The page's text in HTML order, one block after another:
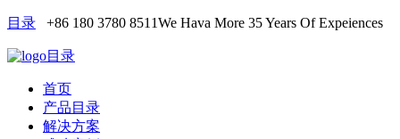
目录 +86 180 3780 8511We Hava More 35 Years Of Expeiences
目录
首页
产品目录
解决方案